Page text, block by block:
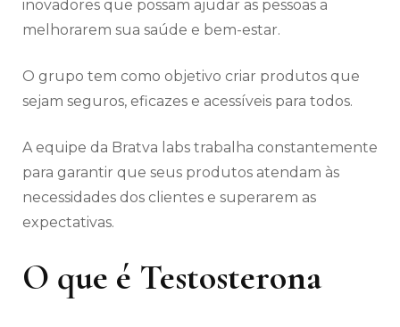
inovadores que possam ajudar as pessoas a
melhorarem sua saúde e bem-estar.
O grupo tem como objetivo criar produtos que
sejam seguros, eficazes e acessíveis para todos.
A equipe da Bratva labs trabalha constantemente
para garantir que seus produtos atendam às
necessidades dos clientes e superarem as
expectativas.
O que é Testosterona